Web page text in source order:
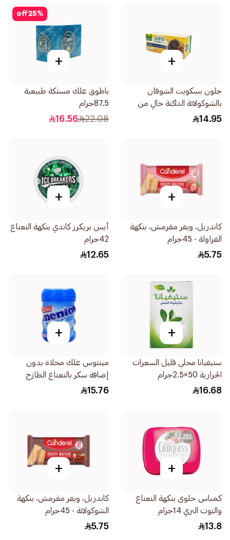
+
جلون بسكويت الشوفان
بالشوكولاتة الداكنة خالٍ من
السكر 275جرام
14.95
25%
off
+
باطوق علك مستكة طبيعية
87.5جرام
22.08
16.56
+
كاندريل، ويفر مقرمش، بنكهة
الفراولة - 45جرام
5.75
+
أيس بريكرز كاندي بنكهة النعناع
42جرام
12.65
+
ستيفيانا محلي قليل السعرات
الحرارية 50×2.5جرام
16.68
+
مينتوس علك محلاة بدون
إضافة سكر بالنعناع الطازج
56جرام
15.76
+
كمباس حلوى بنكهة النعناع
والتوت البري 14جرام
13.8
+
كاندريل، ويفر مقرمش، بنكهة
الشوكولاتة - 45جرام
5.75